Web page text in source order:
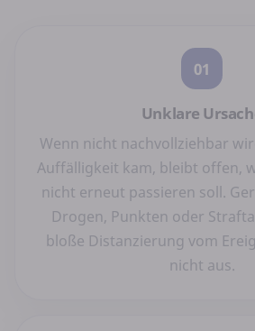
01
Unklare
Wenn nicht nachvollziehbar
Auffälligkeit kam, bleibt offen,
nicht erneut passieren soll.
Drogen, Punkten oder
bloße Distanzierung vom
nicht aus.